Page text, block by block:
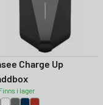
Charge Up
i lager